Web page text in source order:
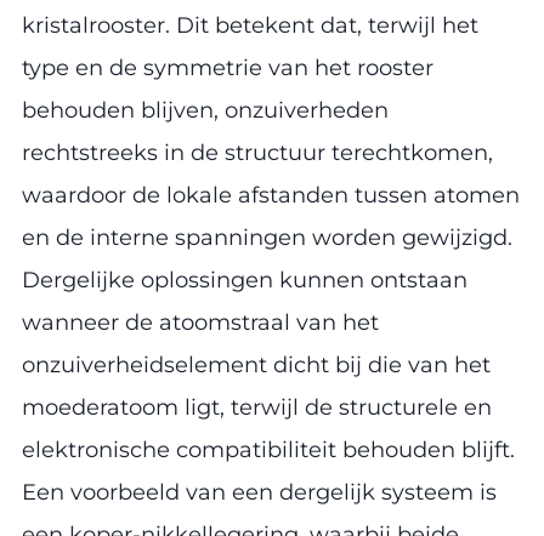
kristalrooster. Dit betekent dat, terwijl het
type en de symmetrie van het rooster
behouden blijven, onzuiverheden
rechtstreeks in de structuur terechtkomen,
waardoor de lokale afstanden tussen atomen
en de interne spanningen worden gewijzigd.
Dergelijke oplossingen kunnen ontstaan
wanneer de atoomstraal van het
onzuiverheidselement dicht bij die van het
moederatoom ligt, terwijl de structurele en
elektronische compatibiliteit behouden blijft.
Een voorbeeld van een dergelijk systeem is